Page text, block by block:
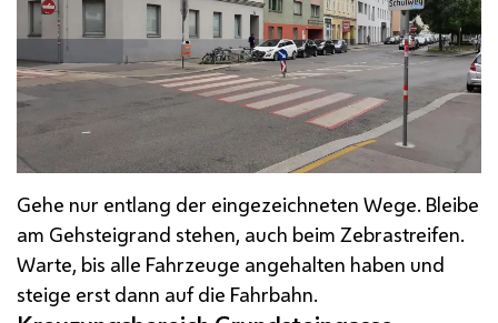
Gehe nur entlang der eingezeichneten Wege. Bleibe
am Gehsteigrand stehen, auch beim Zebrastreifen.
Warte, bis alle Fahrzeuge angehalten haben und
steige erst dann auf die Fahrbahn.